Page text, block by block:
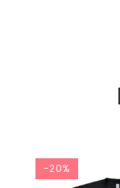
-20%